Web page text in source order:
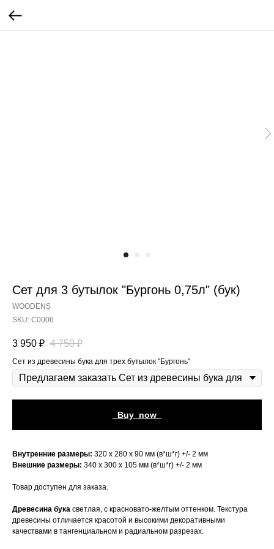
Сет для 3 бутылок "Бургонь 0,75л" (бук)
WOODENS
SKU: С0006
3 950 ₽ 4 750 ₽
Сет из древесины бука для трех бутылок "Бургонь"
_Buy_now_
Внутренние размеры: 320 х 280 х 90 мм (в*ш*г) +/- 2 мм
Внешние размеры: 340 х 300 х 105 мм (в*ш*г) +/- 2 мм
Товар доступен для заказа.
Древесина бука светлая, с красновато-желтым оттенком. Текстура
древесины отличается красотой и высокими декоративными
качествами в тангенциальном и радиальном разрезах.